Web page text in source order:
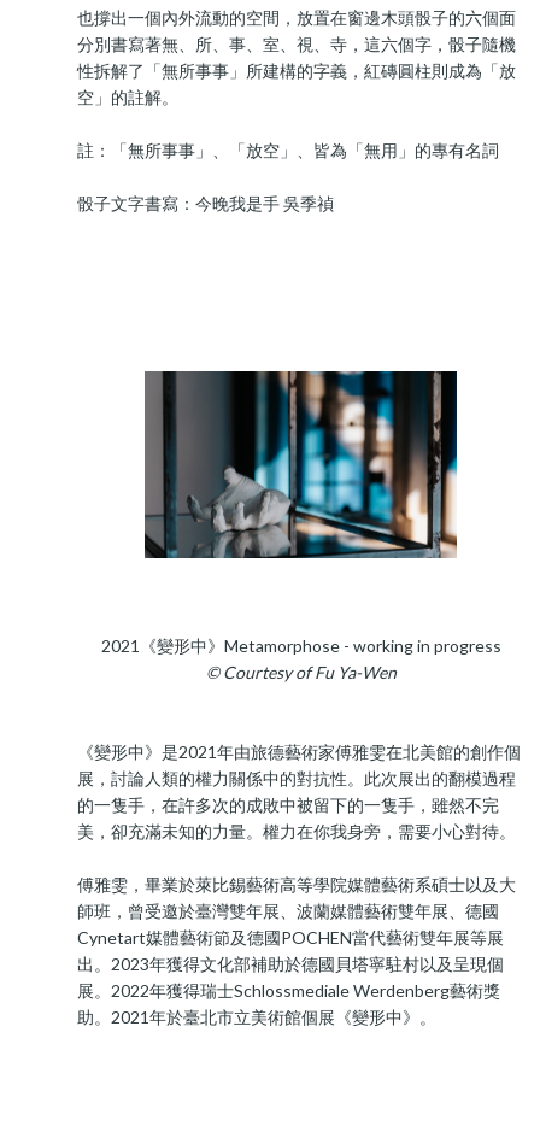
也撐出一個內外流動的空間，放置在窗邊木頭骰子的六個面
分別書寫著無、所、事、室、視、寺，這六個字，骰子隨機
性拆解了「無所事事」所建構的字義，紅磚圓柱則成為「放
空」的註解。
註：「無所事事」、「放空」、皆為「無用」的專有名詞
骰子文字書寫：今晚我是手 吳季禎
2021《變形中》Metamorphose - working in progress
© Courtesy of Fu Ya-Wen
《變形中》是2021年由旅德藝術家傅雅雯在北美館的創作個
展，討論人類的權力關係中的對抗性。此次展出的翻模過程
的一隻手，在許多次的成敗中被留下的一隻手，雖然不完
美，卻充滿未知的力量。權力在你我身旁，需要小心對待。
傅雅雯，畢業於萊比錫藝術高等學院媒體藝術系碩士以及大
師班，曾受邀於臺灣雙年展、波蘭媒體藝術雙年展、德國
Cynetart媒體藝術節及德國POCHEN當代藝術雙年展等展
出。2023年獲得文化部補助於德國貝塔寧駐村以及呈現個
展。2022年獲得瑞士Schlossmediale Werdenberg藝術獎
助。2021年於臺北市立美術館個展《變形中》。